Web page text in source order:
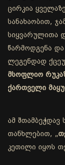
ცირკია
სანახაობით,
სიყვარულითა
წარმოდგენა
ლეგენდად
მსოფლიო
ქართველი
ამ შთამბეჭდავ
თანხლებით, „
კეთილი იყოს